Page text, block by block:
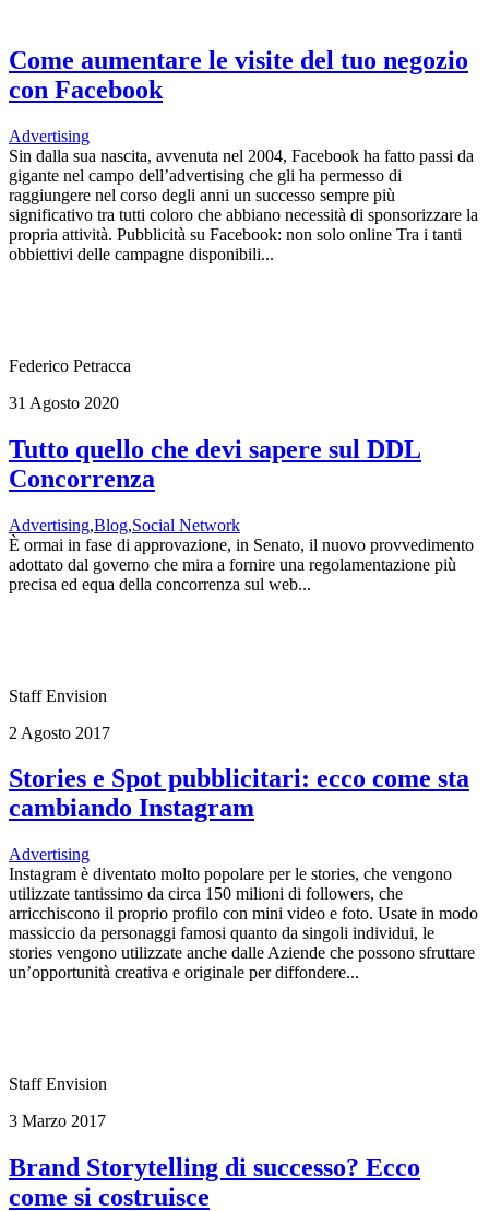
Come aumentare le visite del tuo negozio
con Facebook
Advertising
Sin dalla sua nascita, avvenuta nel 2004, Facebook ha fatto passi da
gigante nel campo dell’advertising che gli ha permesso di
raggiungere nel corso degli anni un successo sempre più
significativo tra tutti coloro che abbiano necessità di sponsorizzare la
propria attività. Pubblicità su Facebook: non solo online Tra i tanti
obbiettivi delle campagne disponibili...
Federico Petracca
31 Agosto 2020
Tutto quello che devi sapere sul DDL
Concorrenza
Advertising,Blog,Social Network
È ormai in fase di approvazione, in Senato, il nuovo provvedimento
adottato dal governo che mira a fornire una regolamentazione più
precisa ed equa della concorrenza sul web...
Staff Envision
2 Agosto 2017
Stories e Spot pubblicitari: ecco come sta
cambiando Instagram
Advertising
Instagram è diventato molto popolare per le stories, che vengono
utilizzate tantissimo da circa 150 milioni di followers, che
arricchiscono il proprio profilo con mini video e foto. Usate in modo
massiccio da personaggi famosi quanto da singoli individui, le
stories vengono utilizzate anche dalle Aziende che possono sfruttare
un’opportunità creativa e originale per diffondere...
Staff Envision
3 Marzo 2017
Brand Storytelling di successo? Ecco
come si costruisce